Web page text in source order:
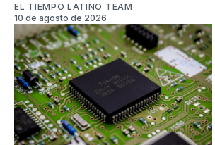
EL TIEMPO LATINO TEAM
10 de agosto de 2026